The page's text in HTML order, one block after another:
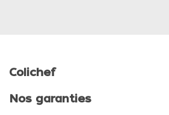
Colichef
Nos garanties